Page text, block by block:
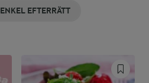
ENKEL EFTERRÄTT